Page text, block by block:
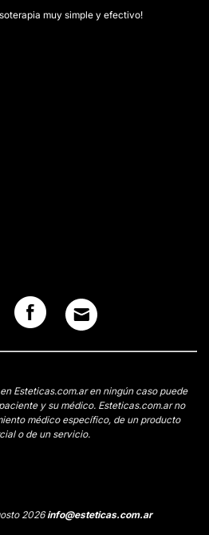
muy simple y efectivo!
Esteticas.com.ar en ningún caso puede
y su médico. Esteticas.com.ar no
médico específico, de un producto
o de un servicio.
2026info@esteticas.com.ar